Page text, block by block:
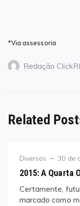
*Via assessoria
Redação
Related
Category
Diversos
Posted
30 de
2015: A Quarta
Certamente,
marcado como